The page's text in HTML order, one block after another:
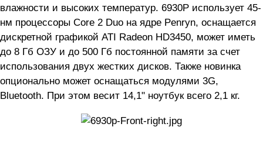
влажности и высоких температур. 6930P использует 45-
нм процессоры Core 2 Duo на ядре Penryn, оснащается
дискретной графикой ATI Radeon HD3450, может иметь
до 8 Гб ОЗУ и до 500 Гб постоянной памяти за счет
использования двух жестких дисков. Также новинка
опционально может оснащаться модулями 3G,
Bluetooth. При этом весит 14,1" ноутбук всего 2,1 кг.